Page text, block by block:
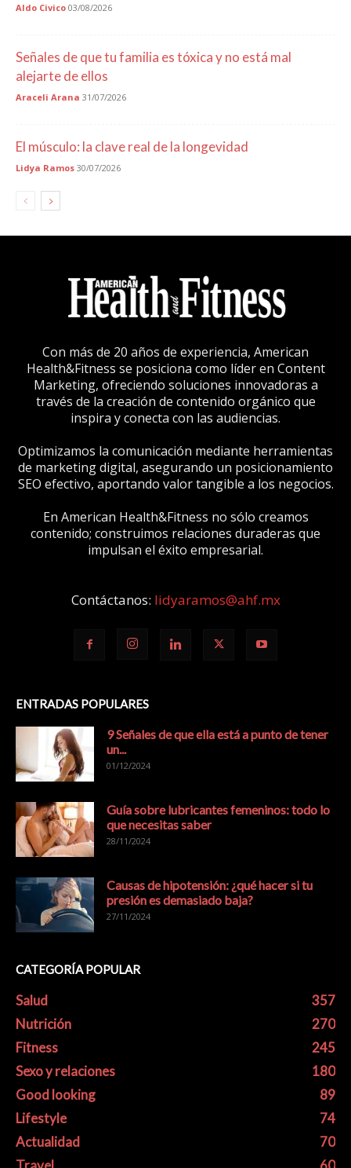
Aldo Civico 03/08/2026
Señales de que tu familia es tóxica y no está mal
alejarte de ellos
Araceli Arana 31/07/2026
El músculo: la clave real de la longevidad
Lidya Ramos 30/07/2026
Con más de 20 años de experiencia, American
Health&Fitness se posiciona como líder en Content
Marketing, ofreciendo soluciones innovadoras a
través de la creación de contenido orgánico que
inspira y conecta con las audiencias.
Optimizamos la comunicación mediante herramientas
de marketing digital, asegurando un posicionamiento
SEO efectivo, aportando valor tangible a los negocios.
En American Health&Fitness no sólo creamos
contenido; construimos relaciones duraderas que
impulsan el éxito empresarial.
Contáctanos: lidyaramos@ahf.mx
ENTRADAS POPULARES
9 Señales de que ella está a punto de tener
un...
01/12/2024
Guía sobre lubricantes femeninos: todo lo
que necesitas saber
28/11/2024
Causas de hipotensión: ¿qué hacer si tu
presión es demasiado baja?
27/11/2024
CATEGORÍA POPULAR
Salud
357
Nutrición
270
Fitness
245
Sexo y relaciones
180
Good looking
89
Lifestyle
74
Actualidad
70